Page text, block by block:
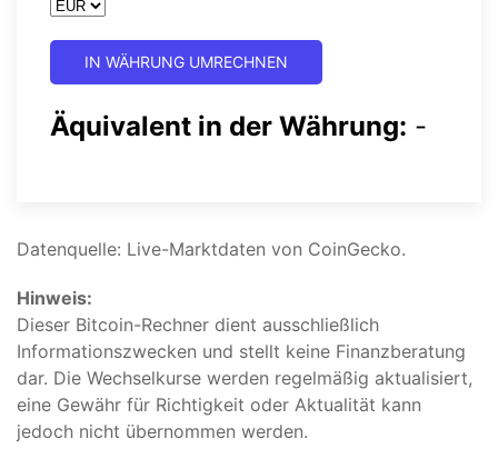
IN WÄHRUNG UMRECHNEN
Äquivalent in der Währung: -
Datenquelle: Live-Marktdaten von CoinGecko.
Hinweis:
Dieser Bitcoin-Rechner dient ausschließlich
Informationszwecken und stellt keine Finanzberatung
dar. Die Wechselkurse werden regelmäßig aktualisiert,
eine Gewähr für Richtigkeit oder Aktualität kann
jedoch nicht übernommen werden.